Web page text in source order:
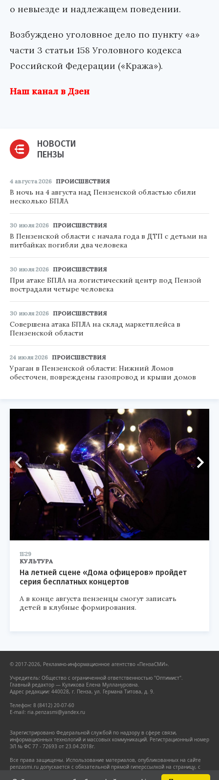
о невыезде и надлежащем поведении.
Возбуждено уголовное дело по пункту «а»
части 3 статьи 158 Уголовного кодекса
Российской Федерации («Кража»).
Наш канал в Дзен
НОВОСТИ
ПЕНЗЫ
4 августа 2026 ПРОИСШЕСТВИЯ
В ночь на 4 августа над Пензенской областью сбили
несколько БПЛА
30 июля 2026 ПРОИСШЕСТВИЯ
В Пензенской области с начала года в ДТП с детьми на
питбайках погибли два человека
30 июля 2026 ПРОИСШЕСТВИЯ
При атаке БПЛА на логистический центр под Пензой
пострадали четыре человека
30 июля 2026 ПРОИСШЕСТВИЯ
Совершена атака БПЛА на склад маркетплейса в
Пензенской области
24 июля 2026 ПРОИСШЕСТВИЯ
Ураган в Пензенской области: Нижний Ломов
обесточен, повреждены газопровод и крыши домов
11:29
КУЛЬТУРА
На летней сцене «Дома офицеров» пройдет
серия бесплатных концертов
А в конце августа пензенцы смогут записать
детей в клубные формирования.
© 2017-2026, Рекламно-информационное агентство «ПензаСМИ».
Учредитель: Общество с ограниченной ответственностью "Оптимист".
Главный редактор — Куликова Елена Муллануровна.
Адрес редакции: 440028, г. Пенза, ул. Германа Титова, д. 9.
Телефон: 8 (8412) 20-07-60
E-mail: ria.penzasmi@yandex.ru
Зарегистрировано Федеральной службой по надзору в сфере связи,
информационных технологий и массовых коммуникаций. Регистрационный номер
ЭЛ № ФС 77 - 72693 от 23.04.2018г.
Все права защищены. Использование материалов, опубликованных на сайте
penzasmi.ru допускается с обязательной прямой гиперссылкой на страницу, с
которой заимствован материал. Гиперссылка должна размещаться